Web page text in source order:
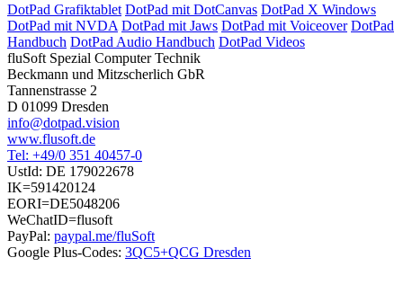
DotPad Grafiktablet DotPad mit DotCanvas DotPad X Windows
DotPad mit NVDA DotPad mit Jaws DotPad mit Voiceover DotPad
Handbuch DotPad Audio Handbuch DotPad Videos
fluSoft Spezial Computer Technik
Beckmann und Mitzscherlich GbR
Tannenstrasse 2
D 01099 Dresden
info@dotpad.vision
www.flusoft.de
Tel: +49/0 351 40457-0
UstId: DE 179022678
IK=591420124
EORI=DE5048206
WeChatID=flusoft
PayPal: paypal.me/fluSoft
Google Plus-Codes: 3QC5+QCG Dresden